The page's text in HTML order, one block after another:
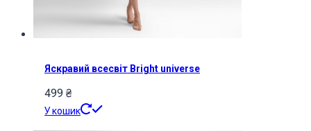
Яскравий всесвіт Bright universe
499 ₴
У кошик